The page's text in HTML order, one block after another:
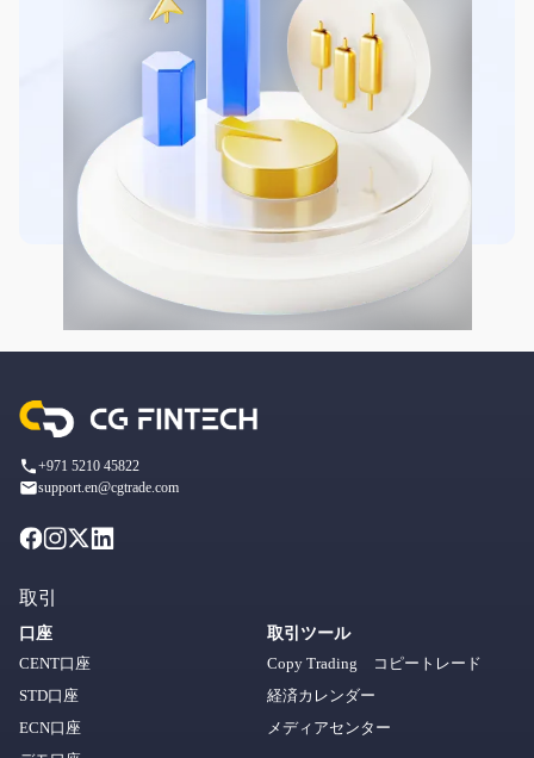
+971 5210 45822
support.en@cgtrade.com
取引
口座
CENT口座
STD口座
ECN口座
取引ツール
Copy Trading コピートレード
経済カレンダー
メディアセンター